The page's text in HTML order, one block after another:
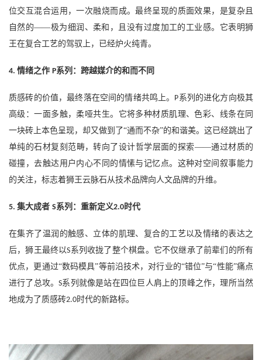
位交互混合运用，一次融烧而成。最终呈现的质面效果，是复杂且
自然的——极为细润、柔和，且没有过度加工的工业感。它表明狮
王在复合工艺的驾驭上，已经炉火纯青。
4. 情绪之作 P系列：跨越媒介的和而不同
质感砖的价值，最终落在空间的情绪共鸣上。 P系列的进化方向极其
高级：一面多触，柔哑共生。它将多种材质肌理、色彩、线条在同
一块砖上本色呈现，却又做到了“通而不杂”的和谐美。这已经跳出了
单纯的石材复刻范畴，转向了设计哲学层面的探索——通过材质的
碰撞，去触达用户内心不同的情愫与记忆点。这种对空间叙事能力
的关注，标志着狮王云脉石从技术品牌向人文品牌的升维。
5. 集大成者 S系列：重新定义2.0时代
在集齐了温润的触感、立体的肌理、复合的工艺以及情绪的表达之
后，狮王最终以S系列收拢了整个棋盘。它不仅继承了前辈们的所有
优点，更通过“数码模具”等前沿技术，对行业的“错位”与“性能”痛点
进行了总攻。S系列就像是站在四位巨人肩上的顶峰之作，理所当然
地成为了质感砖2.0时代的新路标。